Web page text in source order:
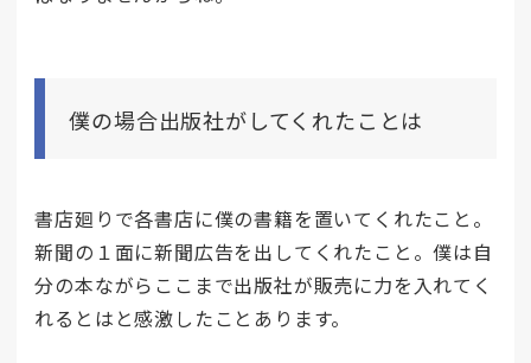
僕の場合出版社がしてくれたことは
書店廻りで各書店に僕の書籍を置いてくれたこと。
新聞の１面に新聞広告を出してくれたこと。僕は自
分の本ながらここまで出版社が販売に力を入れてく
れるとはと感激したことあります。